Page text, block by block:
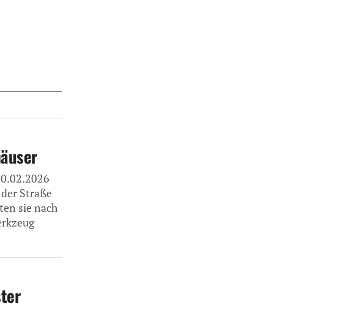
Straße
sie nach